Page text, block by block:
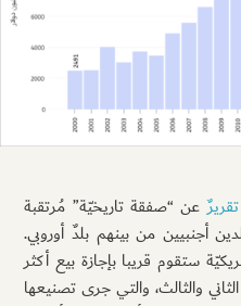
تقريرٌعن “صفقة تاريخيّة” مُرتقبة
أجنبيين من بينهم بلدٌ أوروبي.
ستقوم قريبا بإجازة بيع أكثر
الثاني والثالث، والتي جرى تصنيعها